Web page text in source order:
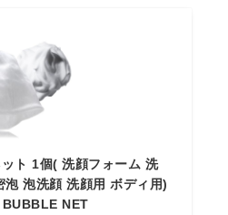
ト 1個( 洗顔フォーム 洗
泡 泡洗顔 洗顔用 ボディ用)
NET